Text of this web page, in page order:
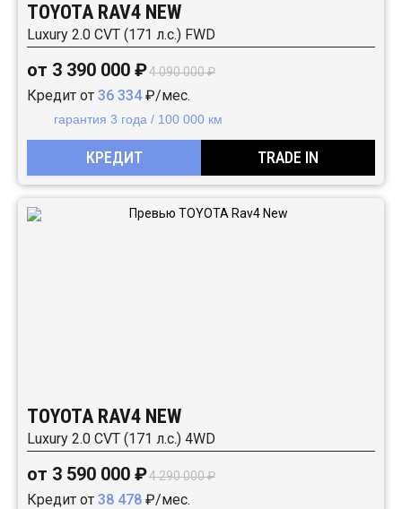
TOYOTA RAV4 NEW
Luxury 2.0 CVT (171 л.с.) FWD
от 3 390 000 ₽4 090 000 ₽
Кредит от 36 334₽/мес.
гарантия 3 года / 100 000 км
КРЕДИТ TRADE IN
TOYOTA RAV4 NEW
Luxury 2.0 CVT (171 л.с.) 4WD
от 3 590 000 ₽4 290 000 ₽
Кредит от 38 478 ₽/мес.